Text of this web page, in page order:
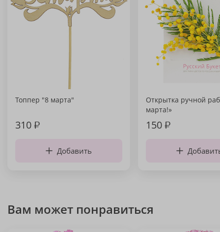
Топпер "8 марта"
310₽
Добавить
Открытка ручной
марта!»
150₽
Вам может понравиться